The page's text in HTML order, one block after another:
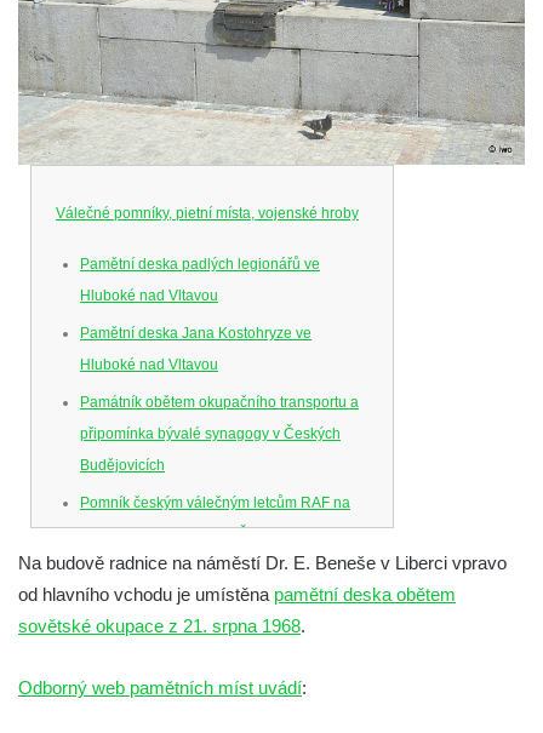
Válečné pomníky, pietní místa, vojenské hroby
Pamětní deska padlých legionářů ve
Hluboké nad Vltavou
Pamětní deska Jana Kostohryze ve
Hluboké nad Vltavou
Památník obětem okupačního transportu a
připomínka bývalé synagogy v Českých
Budějovicích
Pomník českým válečným letcům RAF na
Senovážném náměstí v Českých
Budějovicích
Pamětní deska Jana Zelenky-Hajského v
Budějovické ulici na domě čp. 19 v
Kenotaf Šimona Valhy na starém hřbitově v
Na budově radnice na náměstí Dr. E. Beneše v Liberci vpravo
od hlavního vchodu je umístěna pamětní deska obětem
sovětské okupace z 21. srpna 1968.
Odborný web pamětních míst uvádí: